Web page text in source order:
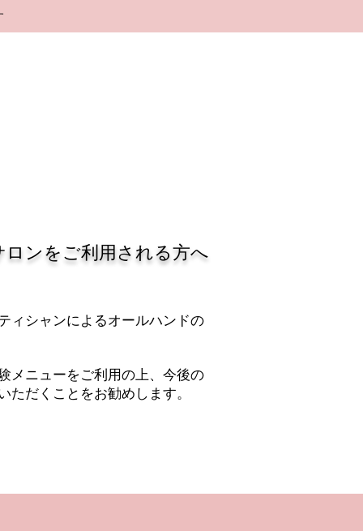
ンをご利用される方へ
ィシャンによるオールハンドの
メニューをご利用の上、今後の
ただくことをお勧めします。